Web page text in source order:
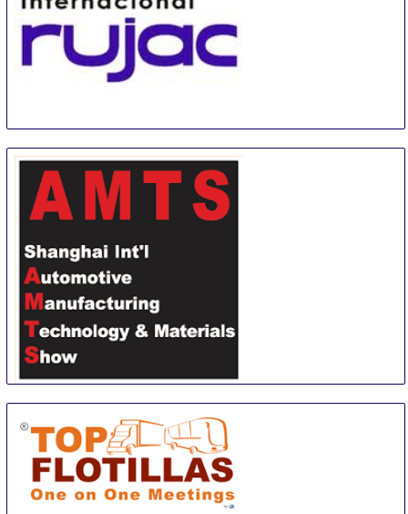
1 Sep-1 Sep
Guadalajara
Mexico
Technology & Material Show
3 Sep-6 Sep
Shanghai
China